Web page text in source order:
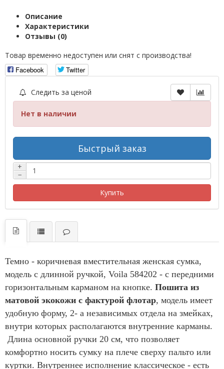
Описание
Характеристики
Отзывы (0)
Товар временно недоступен или снят с производства!
Facebook
Twitter
Следить за ценой
Нет в наличии
Быстрый заказ
+
−
Купить
Темно - коричневая вместительная женская сумка,
модель с длинной ручкой, Voila 584202 - с передними
горизонтальным карманом на кнопке. Пошита из
матовой экокожи с фактурой флотар, модель имеет
удобную форму, 2- а независимых отдела на змейках,
внутри которых располагаются внутренние карманы.
Длина основной ручки 20 см, что позволяет
комфортно носить сумку на плече сверху пальто или
куртки. Внутреннее исполнение классическое - есть